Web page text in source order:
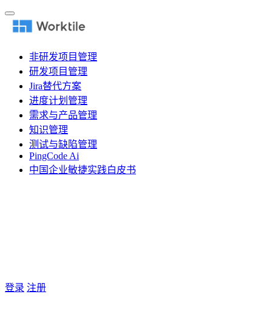
非研发项目管理
研发项目管理
Jira替代方案
进度计划管理
需求与产品管理
知识管理
测试与缺陷管理
PingCode Ai
中国企业敏捷实践白皮书
登录 注册